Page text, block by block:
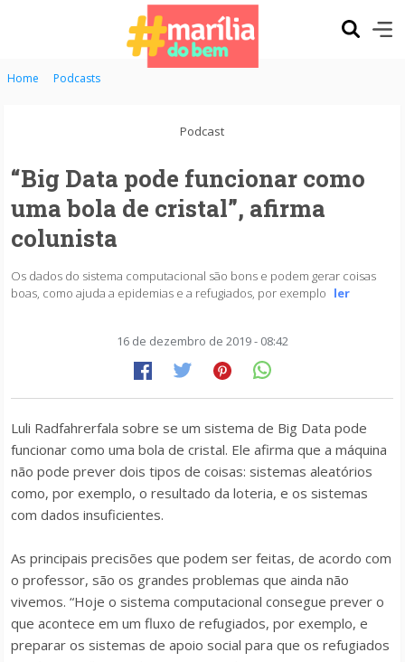
Home Podcasts
Podcast
“Big Data pode funcionar como
uma bola de cristal”, afirma
colunista
Os dados do sistema computacional são bons e podem gerar coisas
boas, como ajuda a epidemias e a refugiados, por exemplo ler
16 de dezembro de 2019 - 08:42
Luli Radfahrerfala sobre se um sistema de Big Data pode
funcionar como uma bola de cristal. Ele afirma que a máquina
não pode prever dois tipos de coisas: sistemas aleatórios
como, por exemplo, o resultado da loteria, e os sistemas
com dados insuficientes.
As principais precisões que podem ser feitas, de acordo com
o professor, são os grandes problemas que ainda não
vivemos. “Hoje o sistema computacional consegue prever o
que acontece em um fluxo de refugiados, por exemplo, e
preparar os sistemas de apoio social para que os refugiados